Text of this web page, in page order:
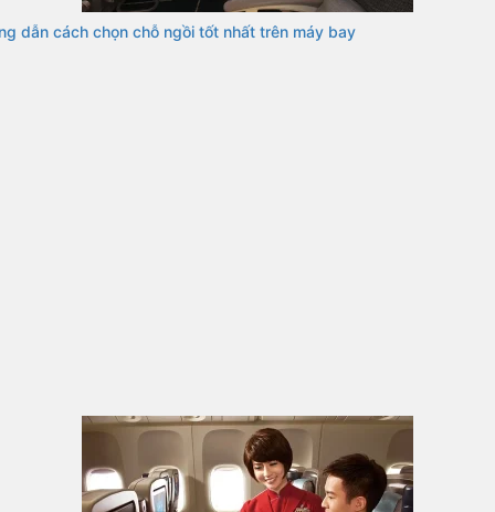
dẫn cách chọn chỗ ngồi tốt nhất trên máy bay